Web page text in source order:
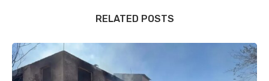
RELATED POSTS